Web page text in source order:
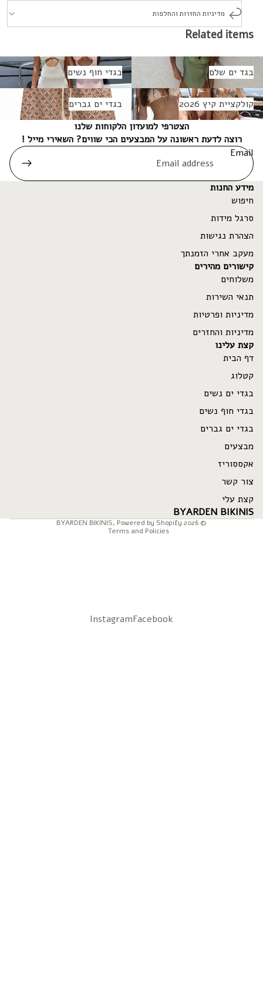
מדיניות החזרות והחלפות
Related items
ים שלם
בגד ים שלם
בגדי חוף נשים
בגדי חוף נשים
קיץ 2026
קולקציית קיץ 2026
בגדי ים גברים
בגדי ים גברים
הצטרפי למועדון הלקוחות שלנו
רוצה לדעת ראשונה על המבצעים הכי שווים? השאירי מייל !
Email
מידע החנות
חיפוש
סרגל מידות
הצהרת נגישות
מעקב אחרי הזמנתך
קישורים מהירים
משלוחים
תנאי השירות
מדיניות ופרטיות
מדיניות והחזרים
קצת עלינו
דף הבית
קטלוג
בגדי ים נשים
בגדי חוף נשים
בגדי ים גברים
מבצעים
אקססוריז
צור קשר
קצת עלי
BYARDEN BIKINIS
© 2026
BYARDEN BIKINIS ,Powered by Shopify
Terms and Policies
Facebook
Instagram